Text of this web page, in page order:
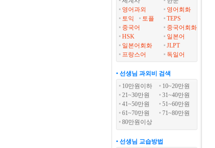
영어과외
영어회화
토익
토플
TEPS
중국어
중국어회화
HSK
일본어
일본어회화
JLPT
프랑스어
독일어
• 선생님 과외비 검색
10만원이하
10~20만원
21~30만원
31~40만원
41~50만원
51~60만원
61~70만원
71~80만원
80만원이상
• 선생님 교습방법